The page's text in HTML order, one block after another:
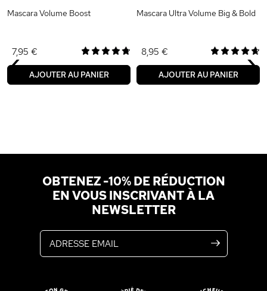
Mascara Volume Boost
7,95 €
AJOUTER AU PANIER
Mascara Ultra Volume Big & Bold
8,95 €
AJOUTER AU PANIER
‹ ›
OBTENEZ -10% DE RÉDUCTION
EN VOUS INSCRIVANT À LA
NEWSLETTER